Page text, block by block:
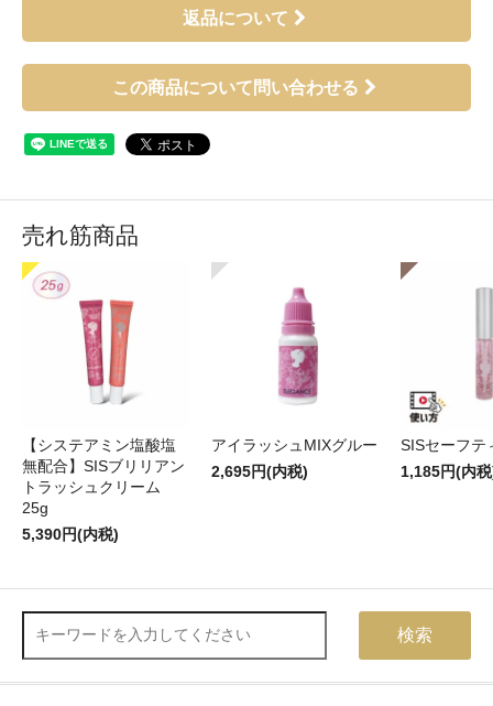
返品について
この商品について問い合わせる
売れ筋商品
【システアミン塩酸塩
無配合】SISブリリアン
トラッシュクリーム
25g
5,390円(内税)
アイラッシュMIXグルー
2,695円(内税)
SISセーフテ
1,185円(内
検索